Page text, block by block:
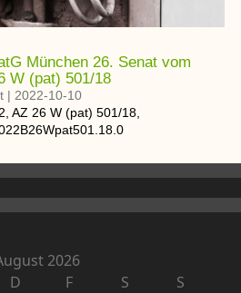
W (pat) 501/18
| 2022-10-10
, AZ 26 W (pat) 501/18
2026
D F S
S